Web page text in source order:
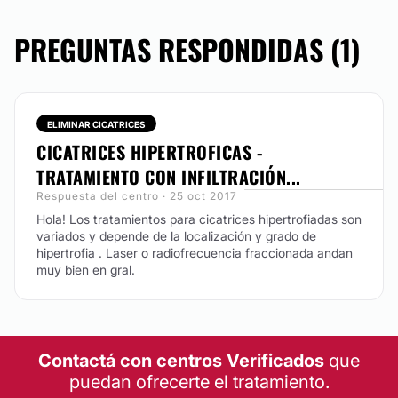
Mesoterapia
Peeling
Microdermoabrasión
PREGUNTAS RESPONDIDAS (1)
ELIMINAR CICATRICES
CICATRICES HIPERTROFICAS -
TRATAMIENTO CON INFILTRACIÓN...
Respuesta del centro · 25 oct 2017
Hola! Los tratamientos para cicatrices hipertrofiadas son
variados y depende de la localización y grado de
hipertrofia . Laser o radiofrecuencia fraccionada andan
muy bien en gral.
Contactá con centros Verificados que
puedan ofrecerte el tratamiento.